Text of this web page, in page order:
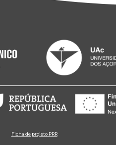
Ficha de projeto PRR